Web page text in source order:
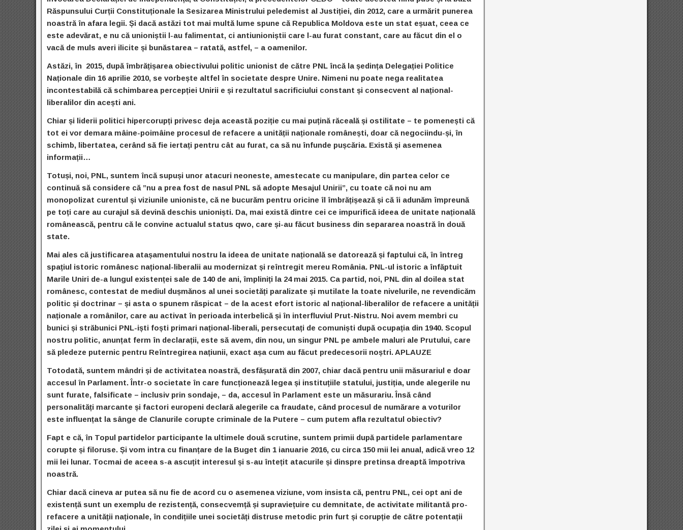
Răspunsului Curții Constituționale la Sesizarea Ministrului peledemist al Justiției, din 2012, care a urmărit punerea
noastră în afara legii. Și dacă astăzi tot mai multă lume spune că Republica Moldova este un stat eșuat, ceea ce
este adevărat, e nu că unioniștii l-au falimentat, ci antiunioniștii care l-au furat constant, care au făcut din el o
vacă de muls averi ilicite și bunăstarea – ratată, astfel, – a oamenilor.
Astăzi, în 2015, după îmbrățișarea obiectivului politic unionist de către PNL încă la ședința Delegației Politice
Naționale din 16 aprilie 2010, se vorbește altfel în societate despre Unire. Nimeni nu poate nega realitatea
incontestabilă că schimbarea percepției Unirii e și rezultatul sacrificiului constant și consecvent al național-
liberalilor din acești ani.
Chiar și liderii politici hipercorupți privesc deja această poziție cu mai puțină răceală și ostilitate – te pomenești că
tot ei vor demara mâine-poimâine procesul de refacere a unității naționale românești, doar că negociindu-și, în
schimb, libertatea, cerând să fie iertați pentru cât au furat, ca să nu înfunde pușcăria. Există și asemenea
informații…
Totuși, noi, PNL, suntem încă supuși unor atacuri neoneste, amestecate cu manipulare, din partea celor ce
continuă să considere că ”nu a prea fost de nasul PNL să adopte Mesajul Unirii”, cu toate că noi nu am
monopolizat curentul și viziunile unioniste, că ne bucurăm pentru oricine îl îmbrățișează și că îi adunăm împreună
pe toți care au curajul să devină deschis unioniști. Da, mai există dintre cei ce impurifică ideea de unitate națională
românească, pentru că le convine actualul status qwo, care și-au făcut business din separarea noastră în două
state.
Mai ales că justificarea atașamentului nostru la ideea de unitate națională se datorează și faptului că, în întreg
spațiul istoric românesc național-liberalii au modernizat și reîntregit mereu România. PNL-ul istoric a înfăptuit
Marile Uniri de-a lungul existenței sale de 140 de ani, împliniți la 24 mai 2015. Ca partid, noi, PNL din al doilea stat
românesc, contestat de mediul dușmănos al unei societăți paralizate și mutilate la toate nivelurile, ne revendicăm
politic și doctrinar – și asta o spunem răspicat – de la acest efort istoric al național-liberalilor de refacere a unității
naționale a românilor, care au activat în perioada interbelică și în interfluviul Prut-Nistru. Noi avem membri cu
bunici și străbunici PNL-iști foști primari național-liberali, persecutați de comuniști după ocupația din 1940. Scopul
nostru politic, anunțat ferm în declarații, este să avem, din nou, un singur PNL pe ambele maluri ale Prutului, care
să pledeze puternic pentru Reîntregirea națiunii, exact așa cum au făcut predecesorii noștri. APLAUZE
Totodată, suntem mândri și de activitatea noastră, desfășurată din 2007, chiar dacă pentru unii măsurariul e doar
accesul în Parlament. Într-o societate în care funcționează legea și instituțiile statului, justiția, unde alegerile nu
sunt furate, falsificate – inclusiv prin sondaje, – da, accesul în Parlament este un măsurariu. Însă când
personalități marcante și factori europeni declară alegerile ca fraudate, când procesul de numărare a voturilor
este influențat la sânge de Clanurile corupte criminale de la Putere – cum putem afla rezultatul obiectiv?
Fapt e că, în Topul partidelor participante la ultimele două scrutine, suntem primii după partidele parlamentare
corupte și filoruse. Și vom intra cu finanțare de la Buget din 1 ianuarie 2016, cu circa 150 mii lei anual, adică vreo 12
mii lei lunar. Tocmai de aceea s-a ascuțit interesul și s-au întețit atacurile și dinspre pretinsa dreaptă împotriva
noastră.
Chiar dacă cineva ar putea să nu fie de acord cu o asemenea viziune, vom insista că, pentru PNL, cei opt ani de
existență sunt un exemplu de rezistență, consecvemță și supraviețuire cu demnitate, de activitate militantă pro-
refacere a unității naționale, în condițiile unei societăți distruse metodic prin furt și corupție de către potentații